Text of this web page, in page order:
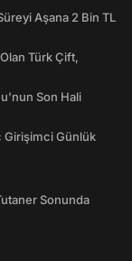
Aşana 2 Bin TL
Türk Çift,
Son Hali
Girişimci Günlük
Sonunda